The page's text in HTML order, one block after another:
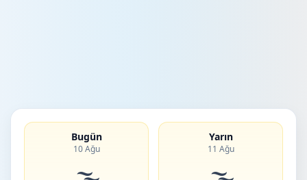
Bugün
10 Ağu
Yarın
11 Ağu